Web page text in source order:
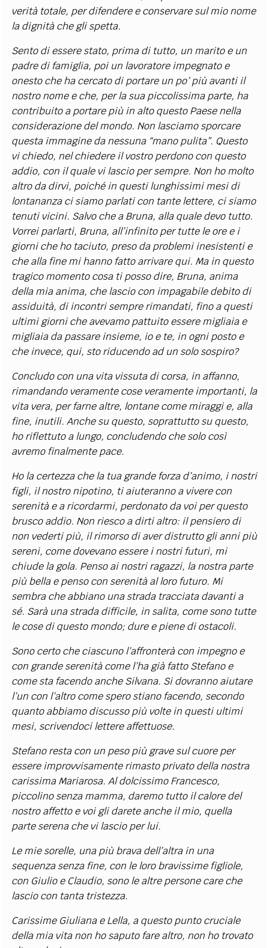
verità totale, per difendere e conservare sul mio nome
la dignità che gli spetta.
Sento di essere stato, prima di tutto, un marito e un
padre di famiglia, poi un lavoratore impegnato e
onesto che ha cercato di portare un po’ più avanti il
nostro nome e che, per la sua piccolissima parte, ha
contribuito a portare più in alto questo Paese nella
considerazione del mondo. Non lasciamo sporcare
questa immagine da nessuna “mano pulita”. Questo
vi chiedo, nel chiedere il vostro perdono con questo
addio, con il quale vi lascio per sempre. Non ho molto
altro da dirvi, poiché in questi lunghissimi mesi di
lontananza ci siamo parlati con tante lettere, ci siamo
tenuti vicini. Salvo che a Bruna, alla quale devo tutto.
Vorrei parlarti, Bruna, all’infinito per tutte le ore e i
giorni che ho taciuto, preso da problemi inesistenti e
che alla fine mi hanno fatto arrivare qui. Ma in questo
tragico momento cosa ti posso dire, Bruna, anima
della mia anima, che lascio con impagabile debito di
assiduità, di incontri sempre rimandati, fino a questi
ultimi giorni che avevamo pattuito essere migliaia e
migliaia da passare insieme, io e te, in ogni posto e
che invece, qui, sto riducendo ad un solo sospiro?
Concludo con una vita vissuta di corsa, in affanno,
rimandando veramente cose veramente importanti, la
vita vera, per farne altre, lontane come miraggi e, alla
fine, inutili. Anche su questo, soprattutto su questo,
ho riflettuto a lungo, concludendo che solo così
avremo finalmente pace.
Ho la certezza che la tua grande forza d’animo, i nostri
figli, il nostro nipotino, ti aiuteranno a vivere con
serenità e a ricordarmi, perdonato da voi per questo
brusco addio. Non riesco a dirti altro: il pensiero di
non vederti più, il rimorso di aver distrutto gli anni più
sereni, come dovevano essere i nostri futuri, mi
chiude la gola. Penso ai nostri ragazzi, la nostra parte
più bella e penso con serenità al loro futuro. Mi
sembra che abbiano una strada tracciata davanti a
sé. Sarà una strada difficile, in salita, come sono tutte
le cose di questo mondo; dure e piene di ostacoli.
Sono certo che ciascuno l’affronterà con impegno e
con grande serenità come l’ha già fatto Stefano e
come sta facendo anche Silvana. Si dovranno aiutare
l’un con l’altro come spero stiano facendo, secondo
quanto abbiamo discusso più volte in questi ultimi
mesi, scrivendoci lettere affettuose.
Stefano resta con un peso più grave sul cuore per
essere improvvisamente rimasto privato della nostra
carissima Mariarosa. Al dolcissimo Francesco,
piccolino senza mamma, daremo tutto il calore del
nostro affetto e voi gli darete anche il mio, quella
parte serena che vi lascio per lui.
Le mie sorelle, una più brava dell’altra in una
sequenza senza fine, con le loro bravissime figliole,
con Giulio e Claudio, sono le altre persone care che
lascio con tanta tristezza.
Carissime Giuliana e Lella, a questo punto cruciale
della mia vita non ho saputo fare altro, non ho trovato